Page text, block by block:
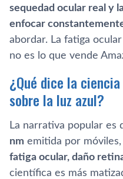
sequedad ocular real y
enfocar
abordar. La fatiga
no es lo que vende
¿Qué dice la
sobre la luz azul?
La narrativa popular es
nm emitida por
fatiga ocular, daño
científica es más